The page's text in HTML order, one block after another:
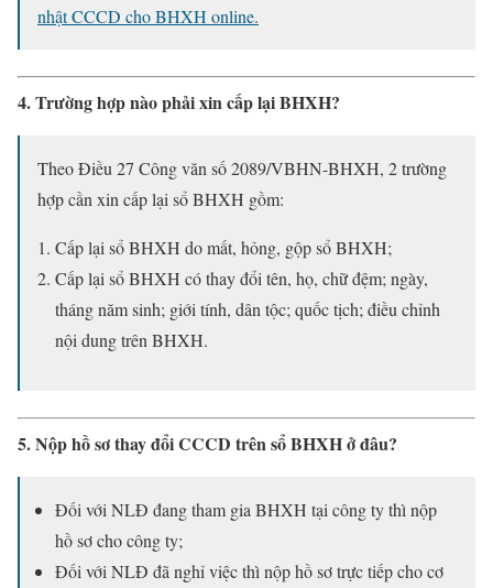
nhật CCCD cho BHXH online.
4. Trường hợp nào phải xin cấp lại BHXH?
Theo Điều 27 Công văn số 2089/VBHN-BHXH, 2 trường
hợp cần xin cấp lại sổ BHXH gồm:
Cấp lại sổ BHXH do mất, hỏng, gộp sổ BHXH;
Cấp lại sổ BHXH có thay đổi tên, họ, chữ đệm; ngày,
tháng năm sinh; giới tính, dân tộc; quốc tịch; điều chỉnh
nội dung trên BHXH.
5. Nộp hồ sơ thay đổi CCCD trên sổ BHXH ở đâu?
Đối với NLĐ đang tham gia BHXH tại công ty thì nộp
hồ sơ cho công ty;
Đối với NLĐ đã nghỉ việc thì nộp hồ sơ trực tiếp cho cơ